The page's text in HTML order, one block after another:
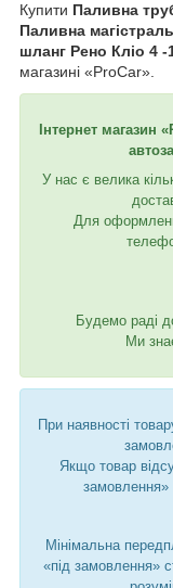
Купити Паливна
Паливна
шланг Рено Кліо 4 -
магазині «ProCar».
Інтернет
У нас є велика
Для
Будемо раді
Ми
При наявності
Якщо товар
замовлення»
Мінімальна
«під замовлення»